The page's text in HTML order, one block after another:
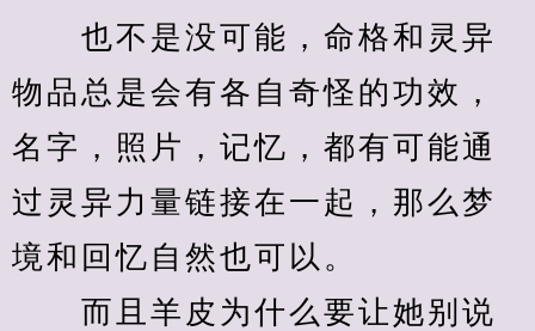
也不是没可能，命格和灵异
物品总是会有各自奇怪的功效，
名字，照片，记忆，都有可能通
过灵异力量链接在一起，那么梦
境和回忆自然也可以。
而且羊皮为什么要让她别说